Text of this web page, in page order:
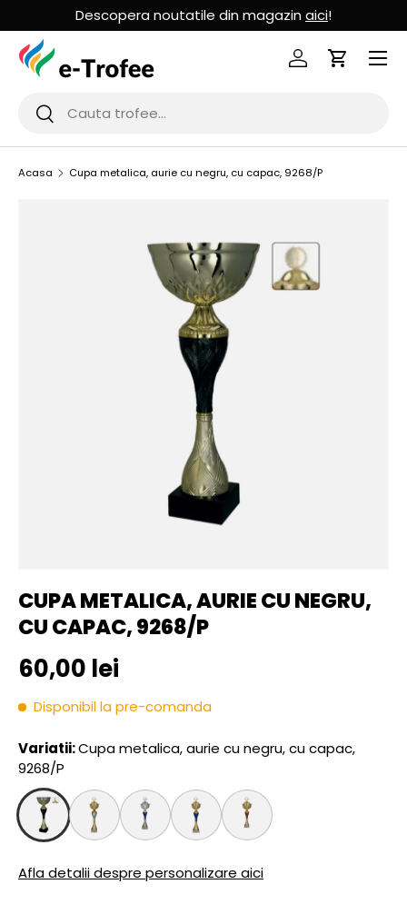
MERGI LA CONTINUT
Descopera noutatile din magazin aici!
Cauta
Cauta
Logheaza-te
Cos de
Acasa Cupa metalica, aurie cu negru, cu capac, 9268/P
CUPA METALICA, AURIE CU NEGRU,
CU CAPAC, 9268/P
Pret initial
60,00 lei
Disponibil la pre-comanda
Variatii:Cupa metalica, aurie cu negru, cu capac,
9268/P
Cupa metalica, aurie cu negru, cu capac, 9268/P
Cupa metalica, aurie cu argintiu, cu capac, 9266/P
Cupa metalica, argintie cu albastru, cu
Cupa metalica, aurie cu albastru,
Cupa metalica, aurie cu
Afla detalii despre personalizare aici